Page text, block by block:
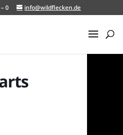
0 info@wildflecken.de